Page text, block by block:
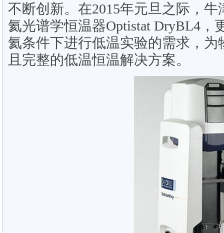
不断创新。在2015年元旦之际，
氦光谱学恒温器Optistat DryBL4，
氦条件下进行低温实验的需求，为
且完整的低温恒温解决方案。